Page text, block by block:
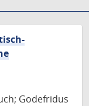
Godefridus